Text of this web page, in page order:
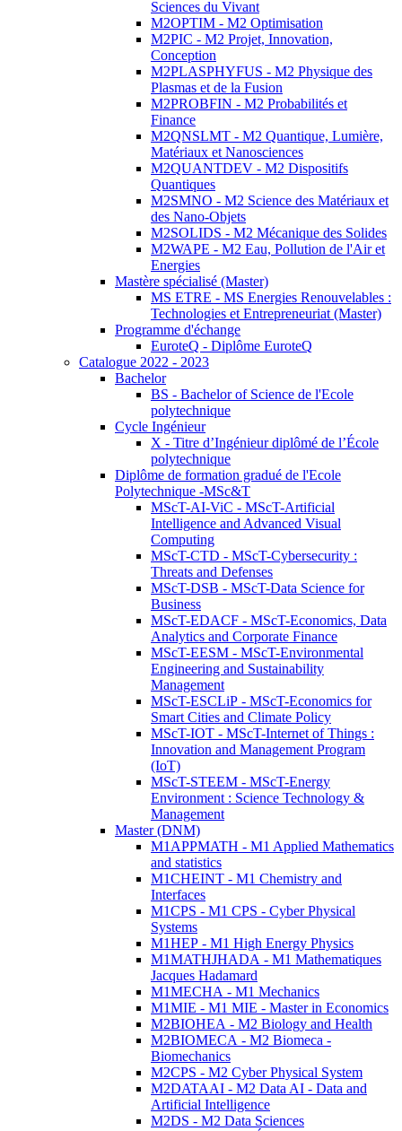
Sciences du Vivant
M2OPTIM - M2 Optimisation
M2PIC - M2 Projet, Innovation,
Conception
M2PLASPHYFUS - M2 Physique des
Plasmas et de la Fusion
M2PROBFIN - M2 Probabilités et
Finance
M2QNSLMT - M2 Quantique, Lumière,
Matériaux et Nanosciences
M2QUANTDEV - M2 Dispositifs
Quantiques
M2SMNO - M2 Science des Matériaux et
des Nano-Objets
M2SOLIDS - M2 Mécanique des Solides
M2WAPE - M2 Eau, Pollution de l'Air et
Energies
Mastère spécialisé (Master)
MS ETRE - MS Energies Renouvelables :
Technologies et Entrepreneuriat (Master)
Programme d'échange
EuroteQ - Diplôme EuroteQ
Catalogue 2022 - 2023
Bachelor
BS - Bachelor of Science de l'Ecole
polytechnique
Cycle Ingénieur
X - Titre d’Ingénieur diplômé de l’École
polytechnique
Diplôme de formation gradué de l'Ecole
Polytechnique -MSc&T
MScT-AI-ViC - MScT-Artificial
Intelligence and Advanced Visual
Computing
MScT-CTD - MScT-Cybersecurity :
Threats and Defenses
MScT-DSB - MScT-Data Science for
Business
MScT-EDACF - MScT-Economics, Data
Analytics and Corporate Finance
MScT-EESM - MScT-Environmental
Engineering and Sustainability
Management
MScT-ESCLiP - MScT-Economics for
Smart Cities and Climate Policy
MScT-IOT - MScT-Internet of Things :
Innovation and Management Program
(IoT)
MScT-STEEM - MScT-Energy
Environment : Science Technology &
Management
Master (DNM)
M1APPMATH - M1 Applied Mathematics
and statistics
M1CHEINT - M1 Chemistry and
Interfaces
M1CPS - M1 CPS - Cyber Physical
Systems
M1HEP - M1 High Energy Physics
M1MATHJHADA - M1 Mathematiques
Jacques Hadamard
M1MECHA - M1 Mechanics
M1MIE - M1 MIE - Master in Economics
M2BIOHEA - M2 Biology and Health
M2BIOMECA - M2 Biomeca -
Biomechanics
M2CPS - M2 Cyber Physical System
M2DATAAI - M2 Data AI - Data and
Artificial Intelligence
M2DS - M2 Data Sciences